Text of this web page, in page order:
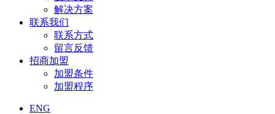
解决方案
联系我们
联系方式
留言反馈
招商加盟
加盟条件
加盟程序
ENG